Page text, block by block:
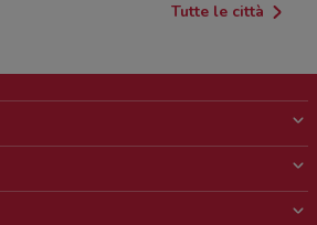
Tutte le città